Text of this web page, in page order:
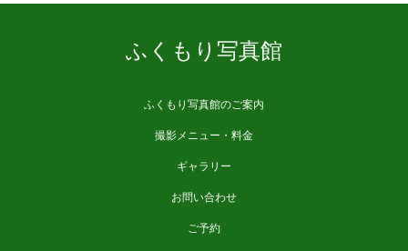
ふくもり写真館
ふくもり写真館のご案内
撮影メニュー・料金
ギャラリー
お問い合わせ
ご予約